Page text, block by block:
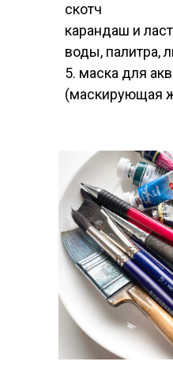
скотч
карандаш и
воды, палитра,
5. маска для
(маскирующая